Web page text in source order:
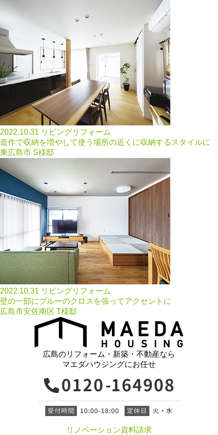
2022.10.31 リビングリフォーム
造作で収納を増やして使う場所の近くに収納するスタイルに
東広島市 S様邸
2022.10.31 リビングリフォーム
壁の一部にブルーのクロスを張ってアクセントに
広島市安佐南区 T様邸
広島のリフォーム・新築・不動産なら
マエダハウジングにお任せ
リノベーション資料請求